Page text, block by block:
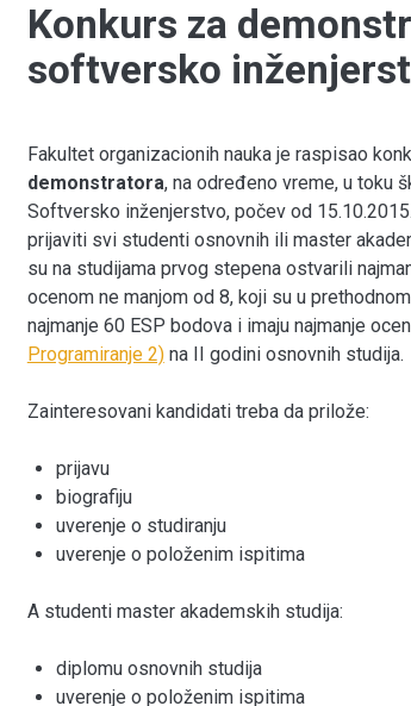
Konkurs za
softversko
Fakultet organizacionih nauka je raspisao
demonstratora, na određeno vreme, u toku
Softversko inženjerstvo, počev od
prijaviti svi studenti osnovnih ili master
su na studijama prvog stepena ostvarili
ocenom ne manjom od 8, koji su u
najmanje 60 ESP bodova i imaju najmanje
Programiranje 2)na II godini osnovnih studija.
Zainteresovani kandidati treba da prilože:
prijavu
biografiju
uverenje o studiranju
uverenje o položenim ispitima
A studenti master akademskih studija:
diplomu osnovnih studija
uverenje o položenim ispitima